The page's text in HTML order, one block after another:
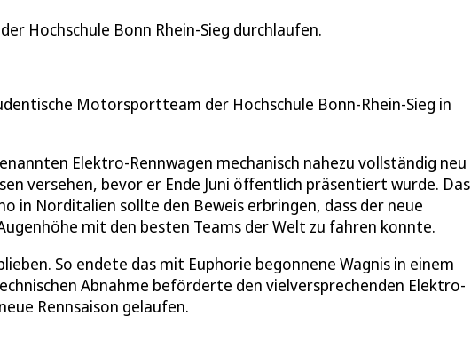
Hochschule Bonn Rhein-Sieg durchlaufen.
Motorsportteam der Hochschule Bonn-Rhein-Sieg in
Elektro-Rennwagen mechanisch nahezu vollständig neu
versehen, bevor er Ende Juni öffentlich präsentiert wurde. Das
in Norditalien sollte den Beweis erbringen, dass der neue
mit den besten Teams der Welt zu fahren konnte.
So endete das mit Euphorie begonnene Wagnis in einem
Abnahme beförderte den vielversprechenden Elektro-
Rennsaison gelaufen.